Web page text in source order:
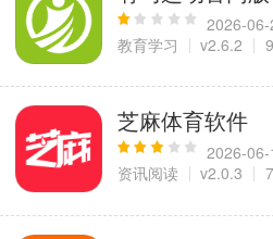
2026-06-
教育学习
v2.6.2
芝麻体育软件
2026-06-
资讯阅读
v2.0.3